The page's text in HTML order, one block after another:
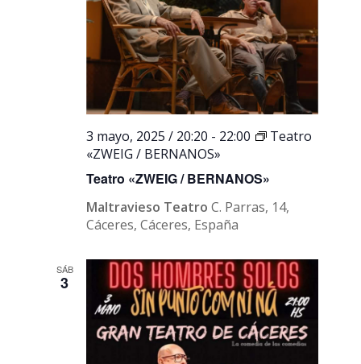
Teatro «ZWEIG / BERNANOS»
3 mayo, 2025 / 20:20 - 22:00
Teatro
«ZWEIG / BERNANOS»
Maltravieso TeatroC. Parras, 14,
Cáceres, Cáceres, España
SÁB
3